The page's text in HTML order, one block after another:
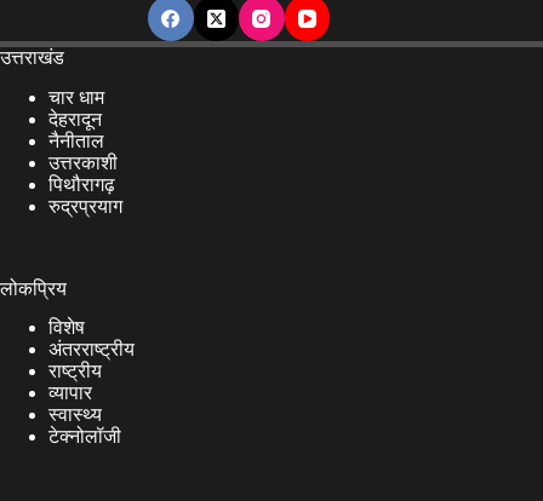
उत्तराखंड
चार धाम
देहरादून
नैनीताल
उत्तरकाशी
पिथौरागढ़
रुद्रप्रयाग
लोकप्रिय
विशेष
अंतरराष्ट्रीय
राष्ट्रीय
व्यापार
स्वास्थ्य
टेक्नोलॉजी